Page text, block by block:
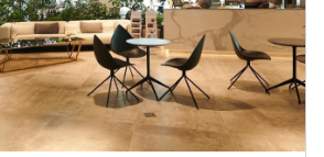
ス／イベントの参加費補助
あり
す）
20時間／月
者数の男女別人数
0人
性0人
性0人